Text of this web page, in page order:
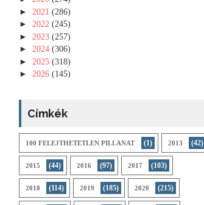
► 2021 (286)
► 2022 (245)
► 2023 (257)
► 2024 (306)
► 2025 (318)
► 2026 (145)
Címkék
100 FELEJTHETETLEN PILLANAT (1) 2013 (42)
2015 (44) 2016 (97) 2017 (103)
2018 (114) 2019 (185) 2020 (215)